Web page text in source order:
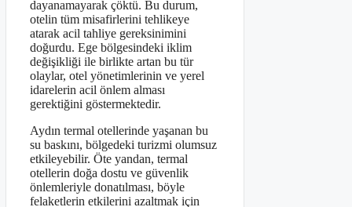
dayanamayarak çöktü. Bu durum,
otelin tüm misafirlerini tehlikeye
atarak acil tahliye gereksinimini
doğurdu. Ege bölgesindeki iklim
değişikliği ile birlikte artan bu tür
olaylar, otel yönetimlerinin ve yerel
idarelerin acil önlem alması
gerektiğini göstermektedir.
Aydın termal otellerinde yaşanan bu
su baskını, bölgedeki turizmi olumsuz
etkileyebilir. Öte yandan, termal
otellerin doğa dostu ve güvenlik
önlemleriyle donatılması, böyle
felaketlerin etkilerini azaltmak için